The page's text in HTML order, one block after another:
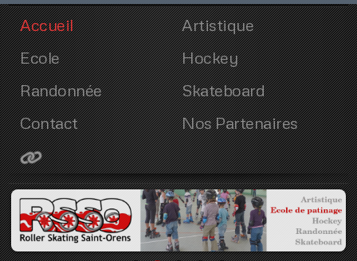
Accueil
Artistique
Ecole
Hockey
Randonnée
Skateboard
Contact
Nos Partenaires